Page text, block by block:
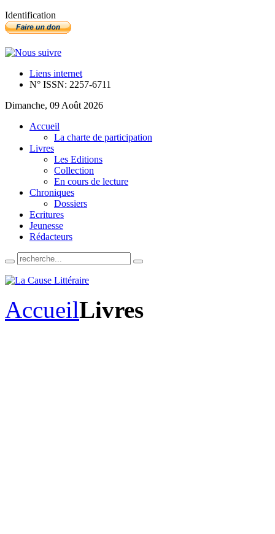
Identification
Liens internet
N° ISSN: 2257-6711
Dimanche, 09 Août 2026
Accueil
La charte de participation
Livres
Les Editions
Collection
En cours de lecture
Chroniques
Dossiers
Ecritures
Jeunesse
Rédacteurs
AccueilLivres